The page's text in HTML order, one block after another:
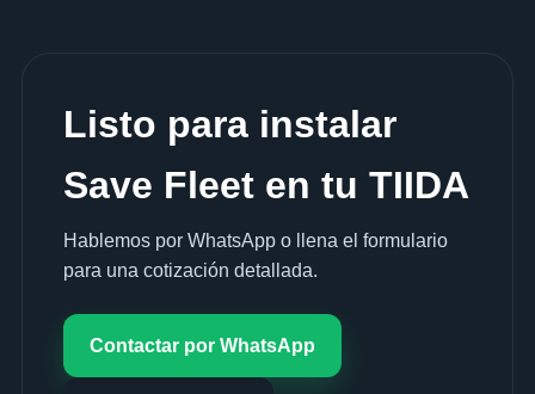
Listo para instalar
Save Fleet en tu TIIDA
Hablemos por WhatsApp o llena el formulario
para una cotización detallada.
Contactar por WhatsApp